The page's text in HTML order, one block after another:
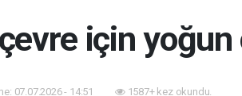
için yoğun
07.07.2026 - 14:51 1587+ kez okundu.